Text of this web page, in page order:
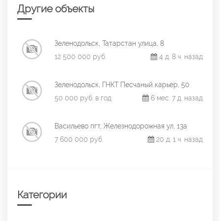
Другие объекты
Зеленодольск, Татарстан улица, 8
12 500 000 руб.
4 д. 8 ч. назад
Зеленодольск, ГНКТ Песчаный карьер, 50
50 000 руб. в год
6 мес. 7 д. назад
Васильево пгт, Железнодорожная ул, 13а
7 600 000 руб.
20 д. 1 ч. назад
Категории